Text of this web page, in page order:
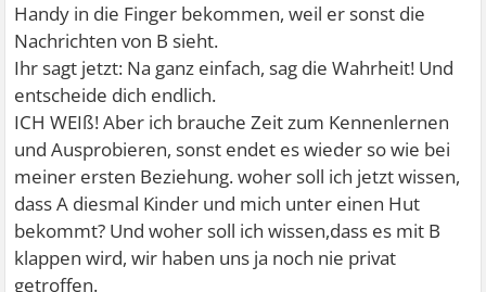
Handy in die Finger bekommen, weil er sonst die
Nachrichten von B sieht.
Ihr sagt jetzt: Na ganz einfach, sag die Wahrheit! Und
entscheide dich endlich.
ICH WEIß! Aber ich brauche Zeit zum Kennenlernen
und Ausprobieren, sonst endet es wieder so wie bei
meiner ersten Beziehung. woher soll ich jetzt wissen,
dass A diesmal Kinder und mich unter einen Hut
bekommt? Und woher soll ich wissen,dass es mit B
klappen wird, wir haben uns ja noch nie privat
getroffen.